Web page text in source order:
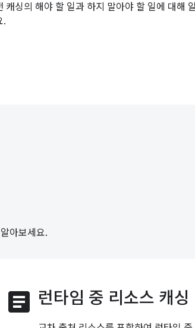
캐싱의 해야 할 일과 하지 말아야 할 일에 대해
.
아보세요.
article 런타임 중 리소스 캐싱